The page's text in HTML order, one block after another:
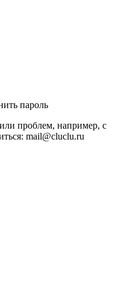
пароль
проблем, например, с
mail@cluclu.ru